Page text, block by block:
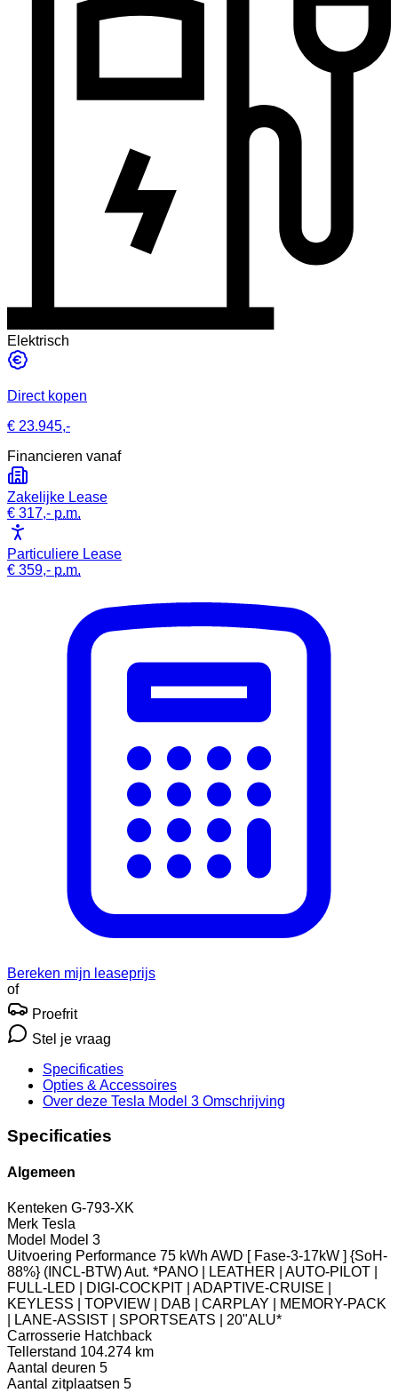
Elektrisch
Direct kopen
€ 23.945,-
Financieren vanaf
Zakelijke Lease
€ 317,- p.m.
Particuliere Lease
€ 359,- p.m.
Bereken mijn leaseprijs
of
Proefrit
Stel je vraag
Specificaties
Opties & Accessoires
Over deze Tesla Model 3 Omschrijving
Specificaties
Algemeen
Kenteken G-793-XK
Merk Tesla
Model Model 3
Uitvoering Performance 75 kWh AWD [ Fase-3-17kW ] {SoH-
88%} (INCL-BTW) Aut. *PANO | LEATHER | AUTO-PILOT |
FULL-LED | DIGI-COCKPIT | ADAPTIVE-CRUISE |
KEYLESS | TOPVIEW | DAB | CARPLAY | MEMORY-PACK
| LANE-ASSIST | SPORTSEATS | 20"ALU*
Carrosserie Hatchback
Tellerstand 104.274 km
Aantal deuren 5
Aantal zitplaatsen 5